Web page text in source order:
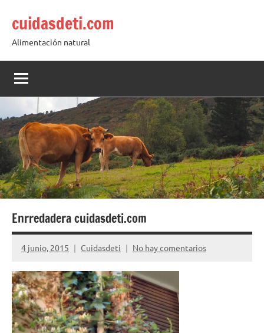
contenido
cuidasdeti.com
Alimentación natural
Enrredadera cuidasdeti.com
4 junio, 2015 Cuidasdeti No hay comentarios